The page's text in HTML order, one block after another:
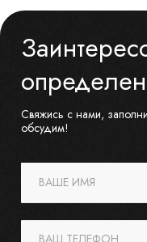
Свяжись с нами,
обсудим!
ВАШЕ ИМЯ